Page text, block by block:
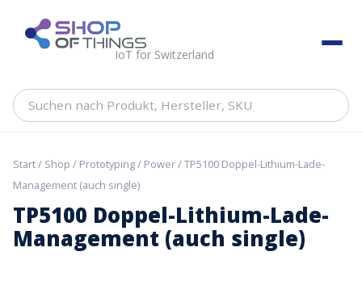
content ShopOfThings
IoT for Switzerland
Suchen
Hersteller,
Start/ Shop / Prototyping/ Power/ TP5100 Doppel-Lithium-Lade-
Management (auch single)
TP5100 Doppel-Lithium-Lade-
Management (auch single)